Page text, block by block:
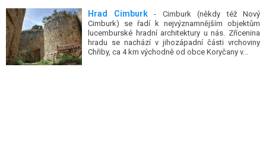
Hrad Cimburk- Cimburk (někdy též Nový
Cimburk) se řadí k nejvýznamnějším objektům
lucemburské hradní architektury u nás. Zřícenina
hradu se nachází v jihozápadní části vrchoviny
Chřiby, ca 4 km východně od obce Koryčany v...